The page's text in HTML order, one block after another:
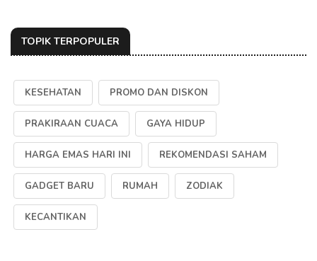
TOPIK TERPOPULER
KESEHATAN PROMO DAN DISKON
PRAKIRAAN CUACA GAYA HIDUP
HARGA EMAS HARI INI REKOMENDASI SAHAM
GADGET BARU RUMAH ZODIAK
KECANTIKAN